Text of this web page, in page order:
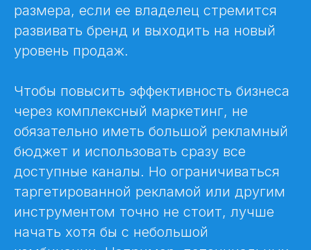
размера, если ее владелец стремится
развивать бренд и выходить на новый
уровень продаж.
Чтобы повысить эффективность бизнеса
через комплексный маркетинг, не
обязательно иметь большой рекламный
бюджет и использовать сразу все
доступные каналы. Но ограничиваться
таргетированной рекламой или другим
инструментом точно не стоит, лучше
начать хотя бы с небольшой